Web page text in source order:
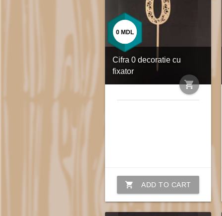
Cifra 0 decoratie cu
fixator
shopping_cart
0 MDL
shopping_cart ADD TO CART